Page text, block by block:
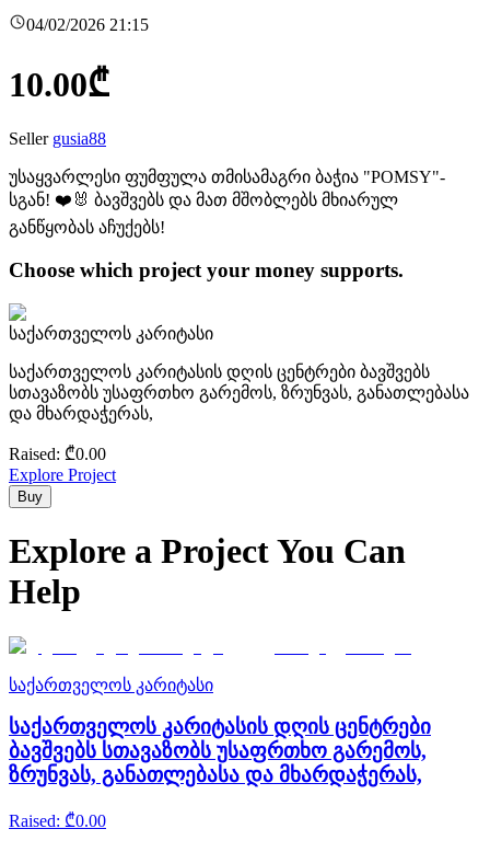
04/02/2026 21:15
10.00₾
Seller gusia88
უსაყვარლესი ფუმფულა თმისამაგრი ბაჭია "POMSY"-
სგან! ❤️🐰 ბავშვებს და მათ მშობლებს მხიარულ
განწყობას აჩუქებს!
Choose which project your money supports.
საქართველოს კარიტასი
საქართველოს კარიტასის დღის ცენტრები ბავშვებს
სთავაზობს უსაფრთხო გარემოს, ზრუნვას, განათლებასა
და მხარდაჭერას,
Raised: ₾0.00
Explore Project
Buy
Explore a Project You Can
Help
საქართველოს კარიტასი
საქართველოს კარიტასის დღის ცენტრები
ბავშვებს სთავაზობს უსაფრთხო გარემოს,
ზრუნვას, განათლებასა და მხარდაჭერას,
Raised: ₾0.00